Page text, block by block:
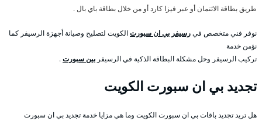
طريق بطاقة الائتمان أو عبر فيزا كارد أو من خلال بطاقة باي بال .
نوفر فني متخصص فيرسيفر بي ان سبورتالكويت لتصليح وصيانة أجهزة الرسيفر كما
نؤمن خدمة
تركيب الرسيفر وحل مشكلة البطاقة الذكية في الرسيفر بين سبورت.
تجديد بي ان سبورت الكويت
هل تريد تجديد باقات بي ان سبورت الكويت وما هي مزايا خدمة تجديد بي ان سبورت